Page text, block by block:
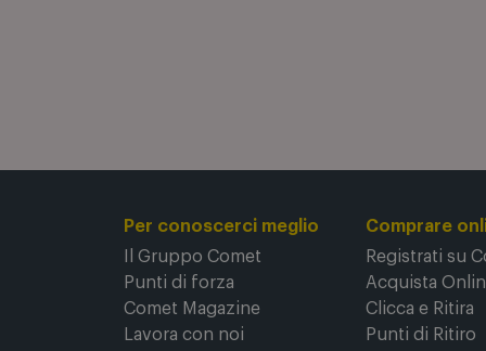
Per conoscerci meglio
Il Gruppo Comet
Punti di forza
Comet Magazine
Comprare
Registrati su
Acquista
Clicca e Ritira